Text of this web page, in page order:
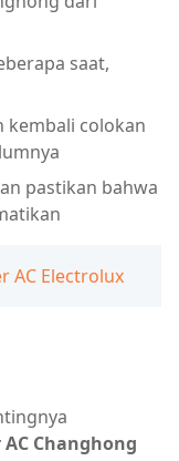
saat,
kembali colokan
pastikan bahwa
AC Electrolux
Changhong